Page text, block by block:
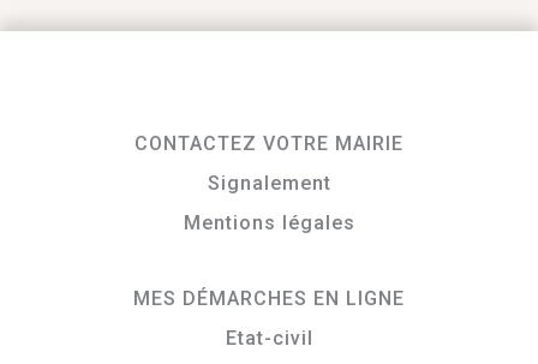
CONTACTEZ VOTRE MAIRIE
Signalement
Mentions légales
MES DÉMARCHES EN LIGNE
Etat-civil